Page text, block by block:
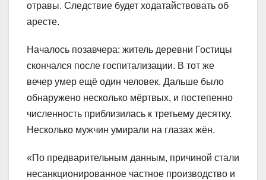
отравы. Следствие будет ходатайствовать об
аресте.
Началось позавчера: житель деревни Гостицы
скончался после госпитализации. В тот же
вечер умер ещё один человек. Дальше было
обнаружено несколько мёртвых, и постепенно
численность приблизилась к третьему десятку.
Несколько мужчин умирали на глазах жён.
«По предварительным данным, причиной стали
несанкционированное частное производство и